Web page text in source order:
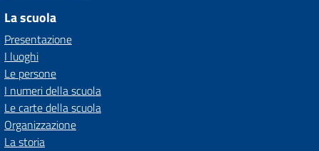
La scuola
Presentazione
I luoghi
Le persone
I numeri della scuola
Le carte della scuola
Organizzazione
La storia